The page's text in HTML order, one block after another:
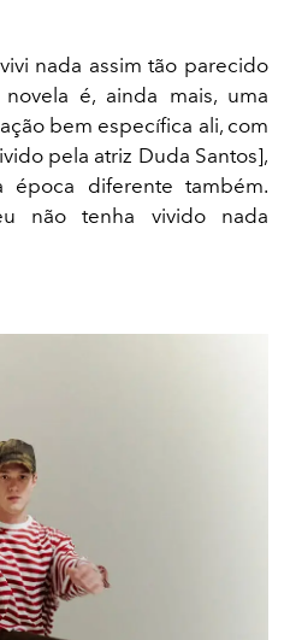
nada assim tão parecido
é, ainda mais, uma
bem específica ali, com
pela atriz Duda Santos],
diferente também.
não tenha vivido nada